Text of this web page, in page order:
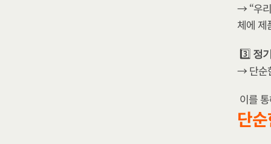
→ “우
체에 제
3️⃣ 정
→ 단순
이를
단